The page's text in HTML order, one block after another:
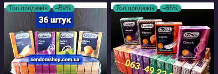
Топ продажів –59% Топ продажів –56%